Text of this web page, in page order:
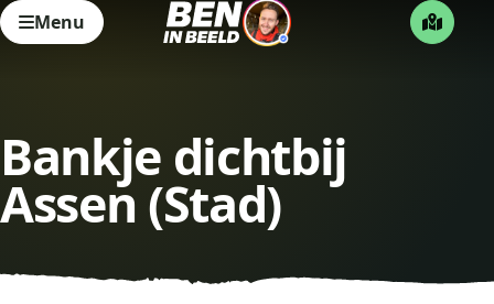
Menu
Bankje dichtbij
Assen (Stad)